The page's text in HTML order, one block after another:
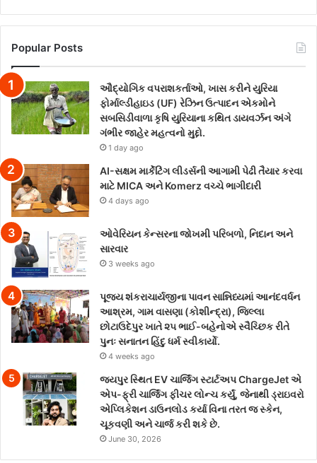
Popular Posts
ઔદ્યોગિક વપરાશકર્તાઓ, ખાસ કરીને યુરિયા
ફોર્માલ્ડીહાઇડ (UF) રેઝિન ઉત્પાદન એકમોને
સબસિડીવાળા કૃષિ યુરિયાના કથિત ડાયવર્ઝન અંગે
ગંભીર જાહેર મહત્વનો મુદ્દો.
1 day ago
AI-સક્ષમ માર્કેટિંગ લીડર્સની આગામી પેઢી તૈયાર કરવા
માટે MICA અને Komerz વચ્ચે ભાગીદારી
4 days ago
ઓવેરિયન કેન્સરના જોખમી પરિબળો, નિદાન અને
સારવાર
3 weeks ago
પૂજ્ય શંકરાચાર્યજીના પાવન સાન્નિધ્યમાં આનંદવર્ધન
આશ્રમ, ગામ વાસણા (કોશીન્દ્રા), જિલ્લા
છોટાઉદેપુર ખાતે ૨૫ ભાઈ-બહેનોએ સ્વૈચ્છિક રીતે
પુનઃ સનાતન હિંદુ ધર્મ સ્વીકાર્યો.
4 weeks ago
જયપુર સ્થિત EV ચાર્જિંગ સ્ટાર્ટઅપ ChargeJet એ
એપ-ફ્રી ચાર્જિંગ ફીચર લોન્ચ કર્યું, જેનાથી ડ્રાઇવરો
એપ્લિકેશન ડાઉનલોડ કર્યા વિના તરત જ સ્કેન,
ચૂકવણી અને ચાર્જ કરી શકે છે.
June 30, 2026